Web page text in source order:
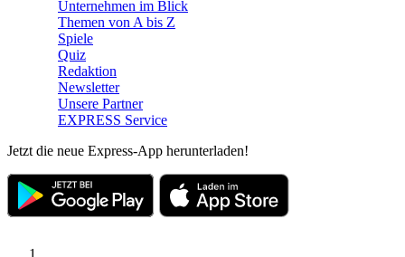
Unternehmen im Blick
Themen von A bis Z
Spiele
Quiz
Redaktion
Newsletter
Unsere Partner
EXPRESS Service
Jetzt die neue Express-App herunterladen!